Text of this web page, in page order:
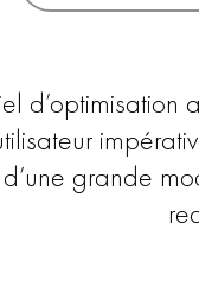
d’optimisation
grande